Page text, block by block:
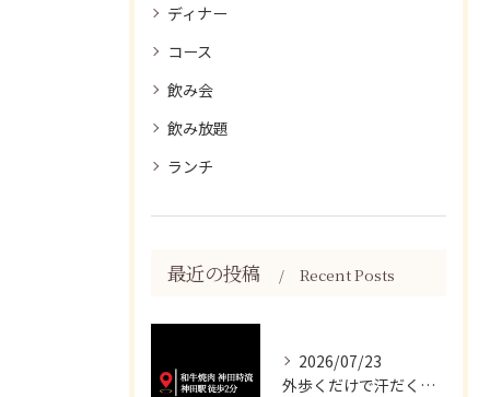
ディナー
コース
飲み会
飲み放題
ランチ
最近の投稿 Recent Posts
2026/07/23
外歩くだけで汗だくになる暑さですね💦